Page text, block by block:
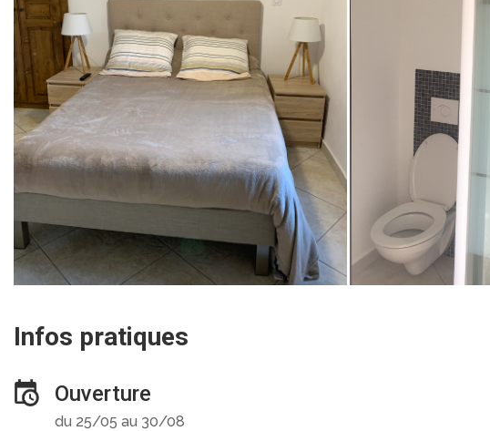
Infos pratiques
Ouverture
du 25/05 au 30/08